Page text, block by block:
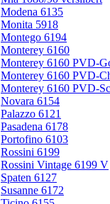
Modena 6135
Monita 5918
Montego 6194
Monterey 6160
Monterey 6160 PVD-
Monterey 6160 PVD-
Monterey 6160 PVD-
Novara 6154
Palazzo 6121
Pasadena 6178
Portofino 6103
Rossini 6199
Rossini Vintage 6199 V
Spaten 6127
Susanne 6172